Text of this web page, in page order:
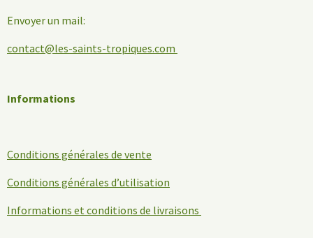
Envoyer un mail:
contact@les-saints-tropiques.com
Informations
Conditions générales de vente
Conditions générales d’utilisation
Informations et conditions de livraisons